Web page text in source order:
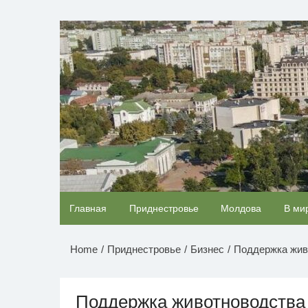
содержимомуНОВОСТИ
Главная Приднестровье Молдова В
Home Приднестровье Бизнес Поддержка
Поддержка животноводства
Ролик длится несколько секунд, а смеяться
будете долго